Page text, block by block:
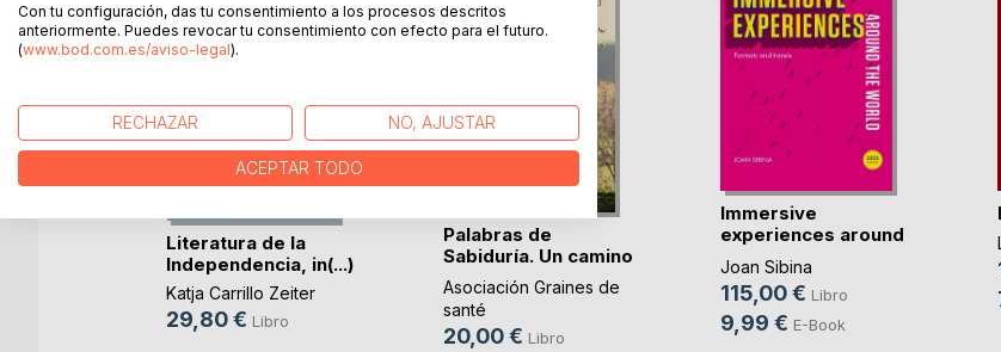
Literatura de la
Independencia, in(...)
Katja Carrillo Zeiter
29,80 € Libro
Palabras de
Sabiduría. Un camino
p(...)
Asociación Graines de
santé
20,00 € Libro
Immersive
experiences around
the world
Joan Sibina
115,00 € Libro
9,99 € E-Book
Con tu configuración, das tu consentimiento a los procesos descritos
anteriormente. Puedes revocar tu consentimiento con efecto para el futuro.
(www.bod.com.es/aviso-legal).
RECHAZAR NO, AJUSTAR
ACEPTAR TODO